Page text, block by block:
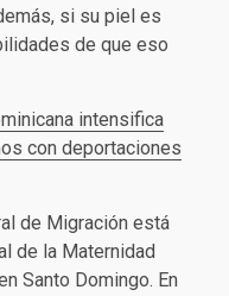
si su piel es
de que eso
intensifica
con deportaciones
de Migración está
de la Maternidad
Santo Domingo. En